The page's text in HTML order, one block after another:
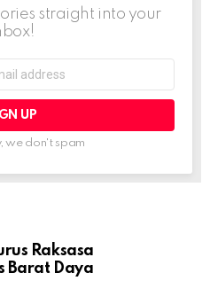
straight into your
we don't spam
Raksasa
Barat Daya